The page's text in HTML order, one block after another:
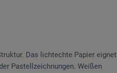
Das lichtechte Papier eignet
Pastellzeichnungen. Weißen